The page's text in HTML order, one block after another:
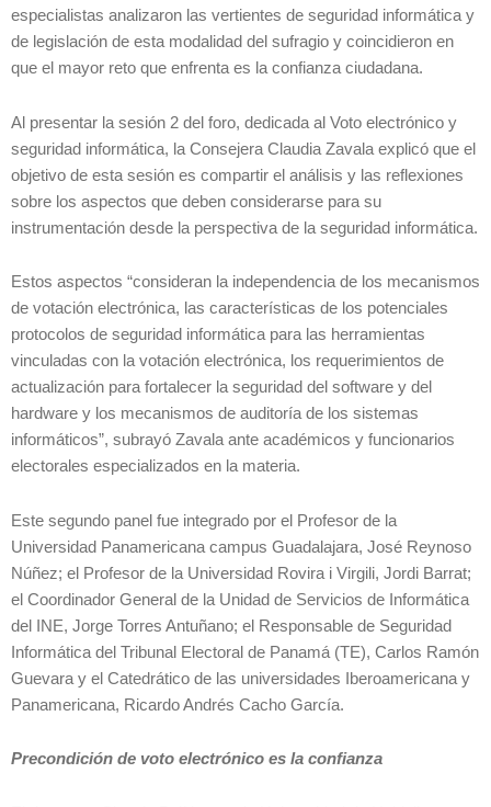
especialistas analizaron las vertientes de seguridad informática y
de legislación de esta modalidad del sufragio y coincidieron en
que el mayor reto que enfrenta es la confianza ciudadana.
Al presentar la sesión 2 del foro, dedicada al Voto electrónico y
seguridad informática, la Consejera Claudia Zavala explicó que el
objetivo de esta sesión es compartir el análisis y las reflexiones
sobre los aspectos que deben considerarse para su
instrumentación desde la perspectiva de la seguridad informática.
Estos aspectos “consideran la independencia de los mecanismos
de votación electrónica, las características de los potenciales
protocolos de seguridad informática para las herramientas
vinculadas con la votación electrónica, los requerimientos de
actualización para fortalecer la seguridad del software y del
hardware y los mecanismos de auditoría de los sistemas
informáticos”, subrayó Zavala ante académicos y funcionarios
electorales especializados en la materia.
Este segundo panel fue integrado por el Profesor de la
Universidad Panamericana campus Guadalajara, José Reynoso
Núñez; el Profesor de la Universidad Rovira i Virgili, Jordi Barrat;
el Coordinador General de la Unidad de Servicios de Informática
del INE, Jorge Torres Antuñano; el Responsable de Seguridad
Informática del Tribunal Electoral de Panamá (TE), Carlos Ramón
Guevara y el Catedrático de las universidades Iberoamericana y
Panamericana, Ricardo Andrés Cacho García.
Precondición de voto electrónico es la confianza